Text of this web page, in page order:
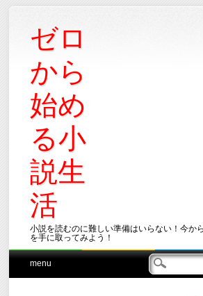
ゼロ
から
始め
る小
説生
活
小説を読むのに難しい準備はいらない！今か
を手に取ってみよう！
Main menu
Skip
menu